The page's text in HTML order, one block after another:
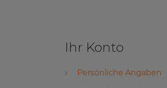
Ihr Konto
Persönliche Angaben